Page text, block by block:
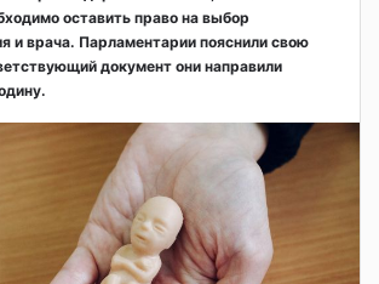
оставить право на выбор
и врача. Парламентарии пояснили свою
документ они направили